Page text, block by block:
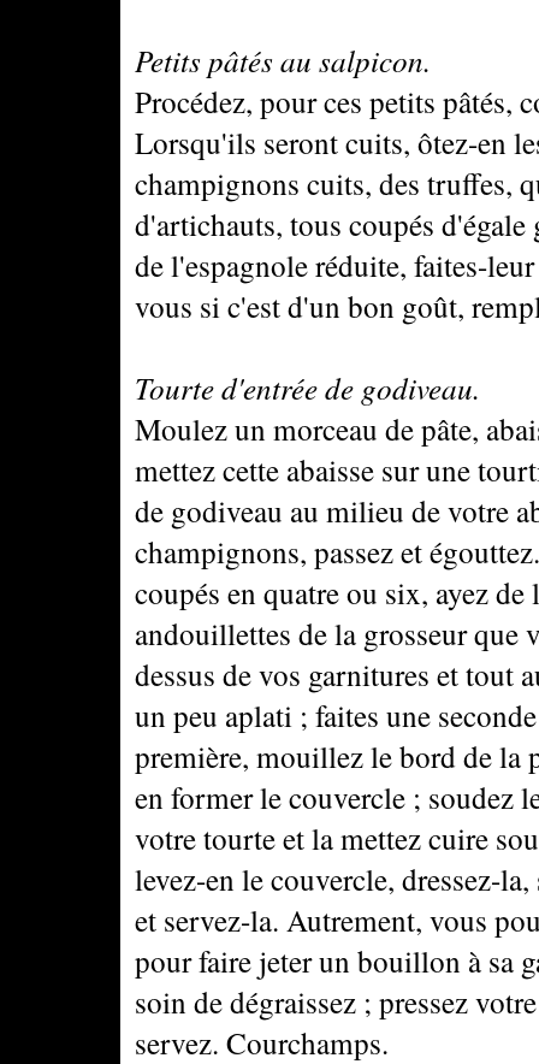
Petits pâtés au salpicon.
Procédez, pour ces petits pâtés,
Lorsqu'ils seront cuits, ôtez-en
champignons cuits, des truffes,
d'artichauts, tous coupés
de l'espagnole réduite, faites-
vous si c'est d'un bon goût,
Tourte d'entrée de godiveau.
Moulez un morceau de pâte,
mettez cette abaisse sur une
de godiveau au milieu de votre
champignons, passez et
coupés en quatre ou six, ayez
andouillettes de la grosseur que
dessus de vos garnitures et tout
un peu aplati ; faites une
première, mouillez le bord de la
en former le couvercle ; soudez
votre tourte et la mettez cuire
levez-en le couvercle, dressez-
et servez-la. Autrement, vous
pour faire jeter un bouillon à sa
soin de dégraissez ; pressez
servez. Courchamps.